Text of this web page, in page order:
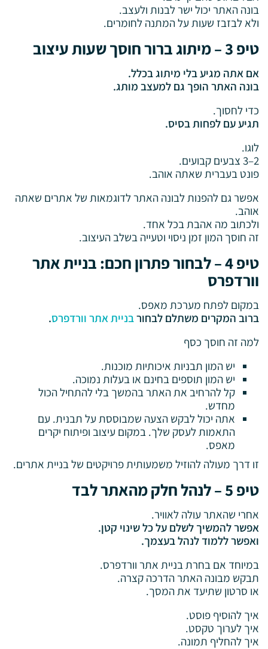
בונה האתר יכול ישר לבנות ולעצב.
ולא לבזבז שעות על המתנה לחומרים.
טיפ 3 – מיתוג ברור חוסך שעות עיצוב
אם אתה מגיע בלי מיתוג בכלל.
בונה האתר הופך גם למעצב מותג.
כדי לחסוך.
תגיע עם לפחות בסיס.
לוגו.
פונט בעברית שאתה אוהב.
אפשר גם להפנות לבונה האתר לדוגמאות של אתרים שאתה
אוהב.
ולכתוב מה אהבת בכל אחד.
זה חוסך המון זמן ניסוי וטעייה בשלב העיצוב.
טיפ 4 – לבחור פתרון חכם: בניית אתר
וורדפרס
במקום לפתח מערכת מאפס.
ברוב המקרים משתלם לבחורבניית אתר וורדפרס.
למה זה חוסך כסף
יש המון תבניות איכותיות מוכנות.
יש המון תוספים בחינם או בעלות נמוכה.
קל להרחיב את האתר בהמשך בלי להתחיל הכול
מחדש.
אתה יכול לבקש הצעה שמבוססת על תבנית. עם
התאמות לעסק שלך. במקום עיצוב ופיתוח יקרים
מאפס.
זו דרך מעולה להוזיל משמעותית פרויקטים של בניית אתרים.
טיפ 5 – לנהל חלק מהאתר לבד
אחרי שהאתר עולה לאוויר.
אפשר להמשיך לשלם על כל שינוי קטן.
ואפשר ללמוד לנהל בעצמך.
במיוחד אם בחרת בניית אתר וורדפרס.
תבקש מבונה האתר הדרכה קצרה.
או סרטון שתיעד את המסך.
איך להוסיף פוסט.
איך לערוך טקסט.
איך להחליף תמונה.